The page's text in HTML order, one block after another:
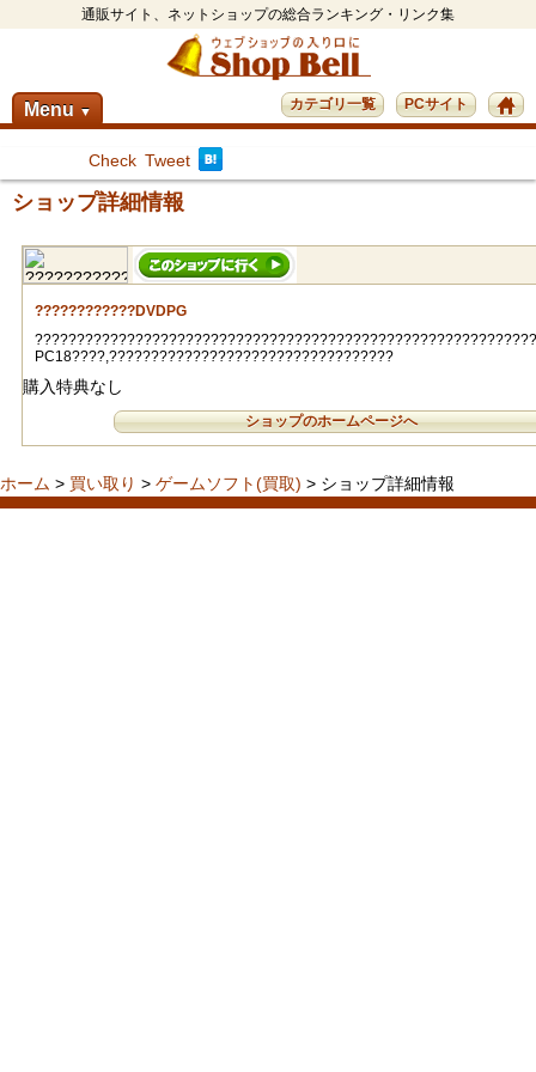
通販サイト、ネットショップの総合ランキング・リンク集
Menu ▼ PCサイト
カテゴリ一覧
Check Tweet
ショップ詳細情報
????????????DVDPG
PC18????,??????????????????????????????????
購入特典なし
ショップのホームページへ
ホーム > 買い取り > ゲームソフト(買取) > ショップ詳細情報